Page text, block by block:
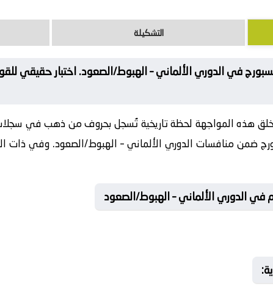
التشكيلة
في الدوري الألماني – الهبوط/الصعود. اختبار حقيقي
هذه المواجهة لحظة تاريخية تُسجل بحروف من ذهب في
ضمن منافسات الدوري الألماني – الهبوط/الصعود. وفي ذات
في الدوري الألماني – الهبوط/الصعود